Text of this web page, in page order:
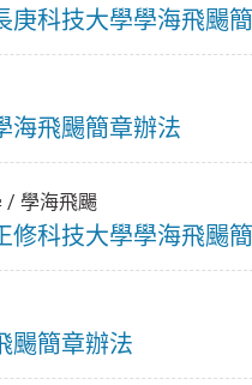
庚科技大學學海飛颺
海飛颺簡章辦法
/ 學海飛颺
修科技大學學海飛颺
颺簡章辦法